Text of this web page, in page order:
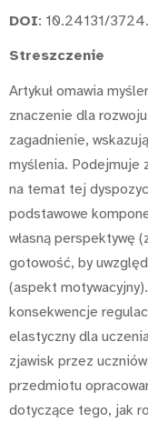
DOI: 10.24131/
Streszczenie
Artykuł omawia
znaczenie dla
zagadnienie,
myślenia. Podejmuje
na temat tej
podstawowe
własną perspektywę
gotowość, by
(aspekt
konsekwencje
elastyczny dla
zjawisk przez
przedmiotu
dotyczące tego, jak